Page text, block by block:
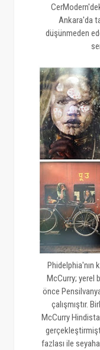
Ankara'da
düşünmeden
Phidelphia'nın
McCurry; yerel
önce
çalışmıştır.
McCurry
fazlası ile